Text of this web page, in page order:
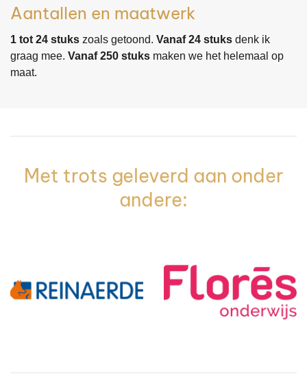
Aantallen en maatwerk
1 tot 24 stuks zoals getoond. Vanaf 24 stuks denk ik
graag mee. Vanaf 250 stuks maken we het helemaal op
maat.
Met trots geleverd aan onder
andere: